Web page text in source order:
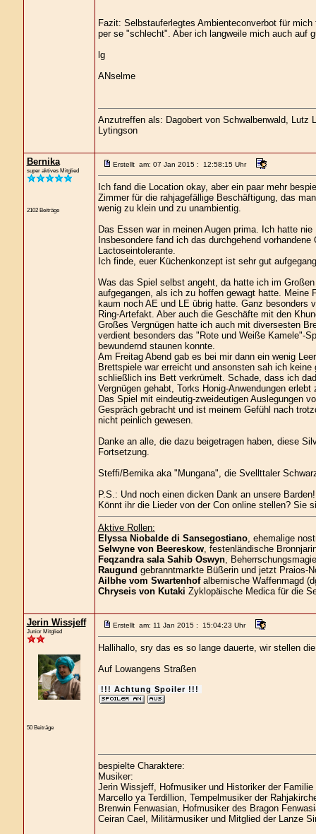
Fazit: Selbstauferlegtes Ambienteconverbot für
per se "schlecht". Aber ich langweile mich auch auf
lg
ANselme
Anzutreffen als: Dagobert von Schwalbenwald, Lutz
Lytingson
Bernika
super aktives Mitglied
2102 Beiträge
Erstellt am: 07 Jan 2015 : 12:58:15 Uhr
Ich fand die Location okay, aber ein paar mehr
Zimmer für die rahjagefällige Beschäftigung, das
wenig zu klein und zu unambientig.
Das Essen war in meinen Augen prima. Ich hatte
Insbesondere fand ich das durchgehend
Lactoseintolerante.
Ich finde, euer Küchenkonzept ist sehr gut
Was das Spiel selbst angeht, da hatte ich im
aufgegangen, als ich zu hoffen gewagt hatte. Meine
kaum noch AE und LE übrig hatte. Ganz
Ring-Artefakt. Aber auch die Geschäfte mit den
Großes Vergnügen hatte ich auch mit diversesten
verdient besonders das "Rote und Weiße Kamele"-
bewundernd staunen konnte.
Am Freitag Abend gab es bei mir dann ein wenig
Brettspiele war erreicht und ansonsten sah ich
schließlich ins Bett verkrümelt. Schade, dass ich
Vergnügen gehabt, Torks Honig-Anwendungen erlebt
Das Spiel mit eindeutig-zweideutigen Auslegungen
Gespräch gebracht und ist meinem Gefühl nach
nicht peinlich gewesen.
Danke an alle, die dazu beigetragen haben, diese
Fortsetzung.
Steffi/Bernika aka "Mungana", die Svellttaler
P.S.: Und noch einen dicken Dank an unsere
Könnt ihr die Lieder von der Con online stellen? Sie
Aktive Rollen:
Elyssa Niobalde di Sansegostiano, ehemalige
Selwyne von Beereskow, festenländische
Feqzandra sala Sahib Oswyn,
Raugund gebranntmarkte Büßerin und jetzt Praios-
Ailbhe vom Swartenhofalbernische Waffenmagd
Chryseis von Kutaki Zyklopäische Medica für die
Jerin Wissjeff
Junior Mitglied
50 Beiträge
Erstellt am: 11 Jan 2015 : 15:04:23 Uhr
Hallihallo, sry das es so lange dauerte, wir stellen
Auf Lowangens Straßen
!!! Achtung Spoiler !!!
bespielte Charaktere:
Musiker:
Jerin Wissjeff, Hofmusiker und Historiker der Familie
Marcello ya Terdillion, Tempelmusiker der
Brenwin Fenwasian, Hofmusiker des Bragon
Ceiran Cael, Militärmusiker und Mitglied der Lanze